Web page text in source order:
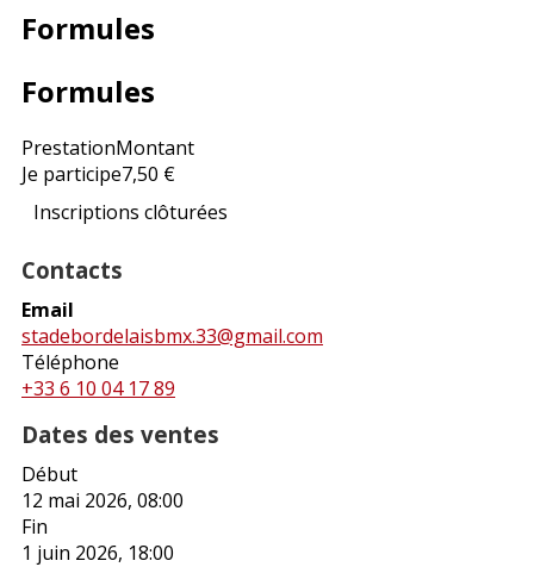
Formules
Formules
PrestationMontant
Je participe7,50 €
Inscriptions clôturées
Contacts
Email
stadebordelaisbmx.33@gmail.com
Téléphone
+33 6 10 04 17 89
Dates des ventes
Début
12 mai 2026, 08:00
Fin
1 juin 2026, 18:00